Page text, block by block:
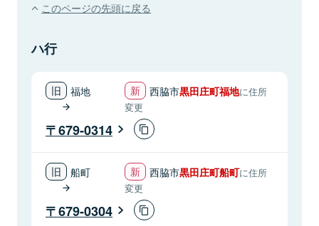
このページの先頭に戻る
ハ行
福地 西脇市黒田庄町福地に住所
変更
679-0314
船町 西脇市黒田庄町船町に住所
変更
679-0304